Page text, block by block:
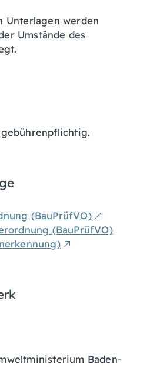
Unterlagen werden
Umstände des
(BauPrüfVO)
(BauPrüfVO)
Baden-